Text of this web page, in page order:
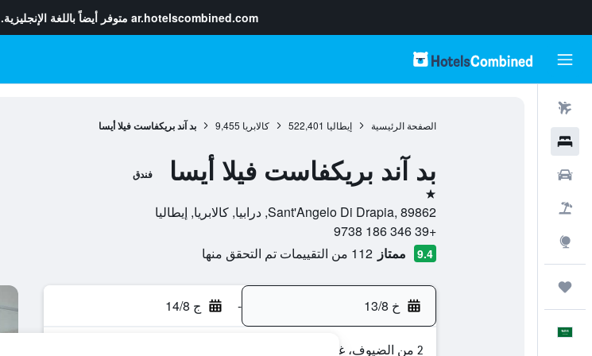
ar.hotelscombined.com متوفر أيضاً باللغة الإنجليزية.
الصفحة الرئيسية إيطاليا 522,401 كالابريا 9,455 بد آند بريكفاست فيلا أيسا
بد آند بريكفاست فيلا أيسا فندق
نجمة واحدة
Sant'Angelo Di Drapia, 89862, درابيا, كالابريا, إيطاليا
+39 346 186 9738
9.4 ممتاز 112 من التقييمات تم التحقق منها
خ 13/8 - ج 14/8
2 من الضيوف، غرفة واحدة